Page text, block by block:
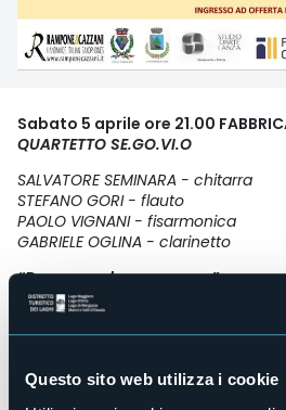
Questo sito web utilizza i cookie
Sabato 5 aprile ore 21.00
QUARTETTO SE.GO.VI.O
SALVATORE SEMINARA - chitarra
STEFANO GORI - flauto
PAOLO VIGNANI - fisarmonica
GABRIELE OGLINA - clarinetto
“Danze e colonne sonore”
ENNIO MORRICONE (1928-2020) -
NICOLA PIOVANI (1946) - LA VITA E'